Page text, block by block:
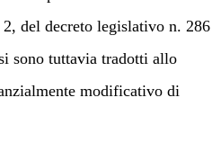
del decreto legislativo n. 286
sono tuttavia tradotti allo
modificativo di